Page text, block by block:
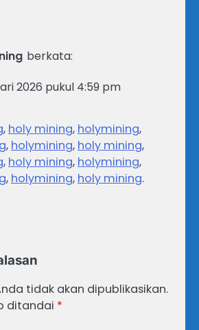
berkata:
2026 pukul 4:59 pm
, holy mining, holymining,
, holymining, holy mining,
, holy mining, holymining,
, holymining, holy mining.
tidak akan dipublikasikan.
ditandai *